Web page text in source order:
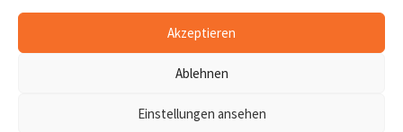
Akzeptieren
Ablehnen
Einstellungen ansehen
© 2026LernOrtVerbund– Alle Rechte vorbehalten
– Entworfen mit dem